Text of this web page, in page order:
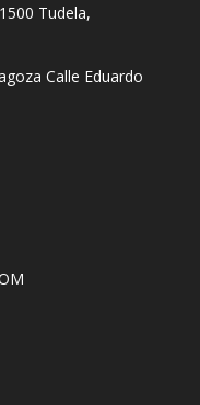
Tudela,
Calle Eduardo